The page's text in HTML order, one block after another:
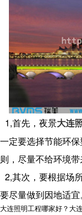
1,首先，夜景大连
一定要选择节能环
则，尽量不给环境带
2,其次，要根据场
要尽量做到因地适宜
大连照明工程哪家好？大